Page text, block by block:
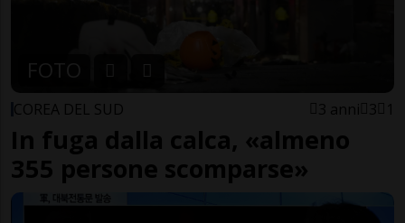
FOTO
COREA DEL SUD 3 anni 3 1
In fuga dalla calca, «almeno
355 persone scomparse»